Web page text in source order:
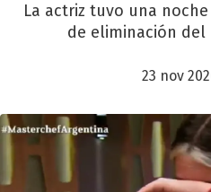
La actriz tuvo una
de eliminación del
23 nov